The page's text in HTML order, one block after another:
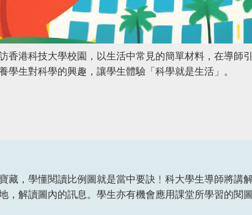
香港科技大學校園，以生活中常見的簡單材料，在導師
學生對科學的興趣，讓學生體驗「科學就是生活」。
藏，學懂閱讀比例圖就是當中要訣﹗科大學生導師將講
，解讀圖內的訊息。學生亦有機會應用課堂所學習的閱圖